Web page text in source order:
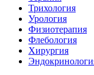
Трихология
Урология
Физиотерапия
Флебология
Хирургия